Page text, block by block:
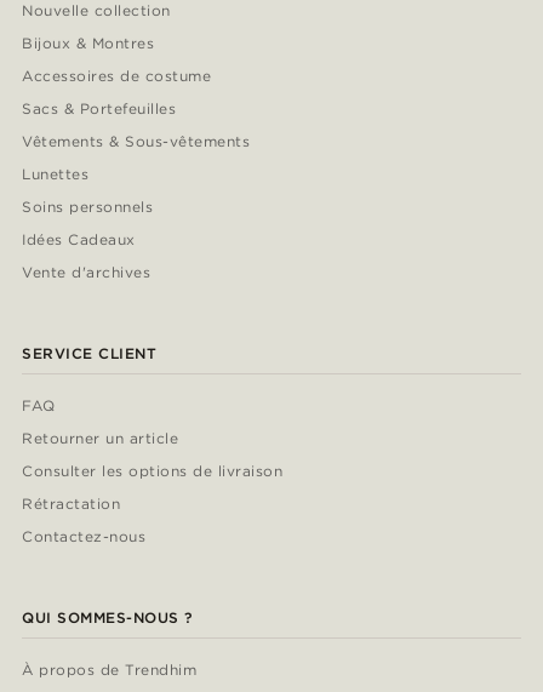
Nouvelle collection
Bijoux & Montres
Accessoires de costume
Sacs & Portefeuilles
Vêtements & Sous-vêtements
Lunettes
Soins personnels
Idées Cadeaux
Vente d'archives
SERVICE CLIENT
FAQ
Retourner un article
Consulter les options de livraison
Rétractation
Contactez-nous
QUI SOMMES-NOUS ?
À propos de Trendhim